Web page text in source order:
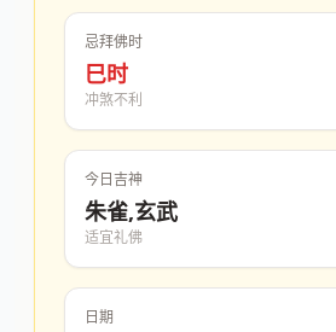
忌拜佛时
巳时
冲煞不利
今日吉神
朱雀,玄武
适宜礼佛
日期